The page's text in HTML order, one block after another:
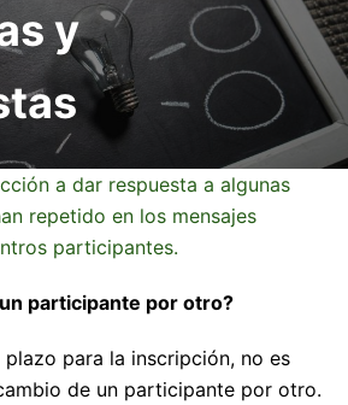
y
a dar respuesta a algunas
repetido en los mensajes
participantes.
participante por otro?
para la inscripción, no es
de un participante por otro.